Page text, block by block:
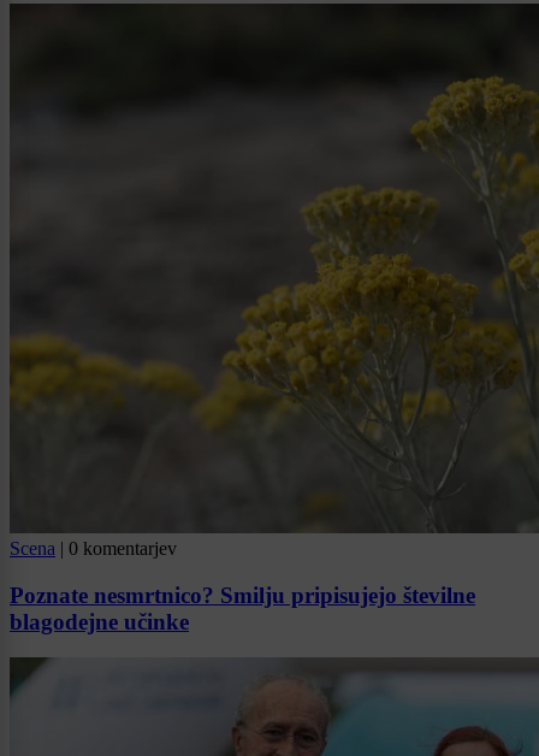
Scena | 0 komentarjev
Poznate nesmrtnico? Smilju pripisujejo številne
blagodejne učinke